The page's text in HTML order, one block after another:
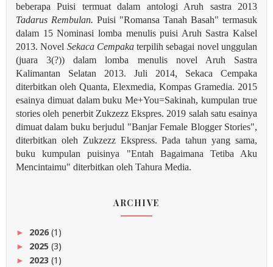
beberapa Puisi termuat dalam antologi Aruh sastra 2013
Tadarus Rembulan. Puisi "Romansa Tanah Basah" termasuk
dalam 15 Nominasi lomba menulis puisi Aruh Sastra Kalsel
2013. Novel Sekaca Cempakaterpilih sebagai novel unggulan
(juara 3(?)) dalam lomba menulis novel Aruh Sastra
Kalimantan Selatan 2013. Juli 2014, Sekaca Cempaka
diterbitkan oleh Quanta, Elexmedia, Kompas Gramedia. 2015
esainya dimuat dalam buku Me+You=Sakinah, kumpulan true
stories oleh penerbit Zukzezz Ekspres. 2019 salah satu esainya
dimuat dalam buku berjudul "Banjar Female Blogger Stories",
diterbitkan oleh Zukzezz Ekspress. Pada tahun yang sama,
buku kumpulan puisinya "Entah Bagaimana Tetiba Aku
Mencintaimu" diterbitkan oleh Tahura Media.
ARCHIVE
► 2026(1)
► 2025 (3)
► 2023 (1)